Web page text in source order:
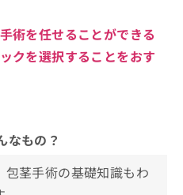
術を任せることができる
クを選択することをおす
なもの？
茎手術の基礎知識もわ